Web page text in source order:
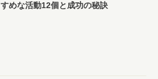
すめな活動12個と成功の秘訣